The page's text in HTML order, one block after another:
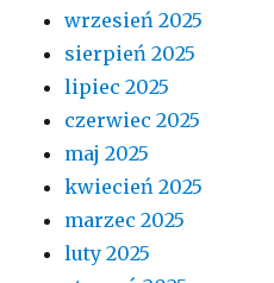
wrzesień 2025
sierpień 2025
lipiec 2025
czerwiec 2025
maj 2025
kwiecień 2025
marzec 2025
luty 2025